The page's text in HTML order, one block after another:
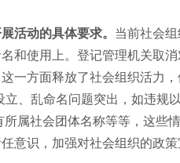
活动的具体要求。 当前社会
和使用上。登记管理机关取
一方面释放了社会组织活力
、乱命名问题突出，如违规
所属社会团体名称等等，这
意识，加强对社会组织的政